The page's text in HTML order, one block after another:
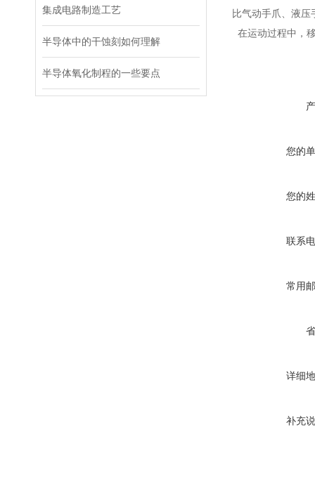
集成电路制造工艺
半导体中的干蚀刻如何理解
半导体氧化制程的一些要点
比气动手爪、液
在运动过程中，
您的
您的
联系
常用
详细
补充